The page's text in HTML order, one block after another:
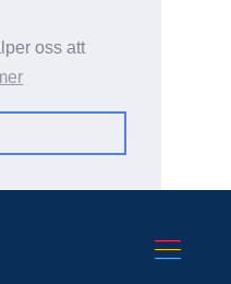
oss att